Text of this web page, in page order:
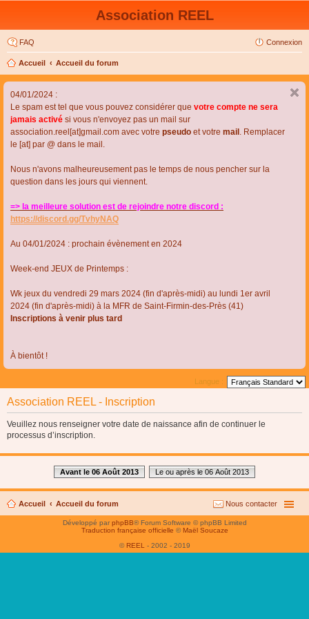
Association REEL
FAQ Connexion
Accueil Accueil du forum
04/01/2024 :
Le spam est tel que vous pouvez considérer que votre compte ne sera
jamais activé si vous n'envoyez pas un mail sur
association.reel[at]gmail.com avec votre pseudo et votre mail . Remplacer
le [at] par @ dans le mail.
Nous n'avons malheureusement pas le temps de nous pencher sur la
question dans les jours qui viennent.
=> la meilleure solution est de rejoindre notre discord :
https://discord.gg/TvhyNAQ
Au 04/01/2024 : prochain évènement en 2024
Week-end JEUX de Printemps :
Wk jeux du vendredi 29 mars 2024 (fin d'après-midi) au lundi 1er avril
2024 (fin d'après-midi) à la MFR de Saint-Firmin-des-Près (41)
Inscriptions à venir plus tard
À bientôt !
Langue :
Association REEL - Inscription
Veuillez nous renseigner votre date de naissance afin de continuer le
processus d’inscription.
Avant le 06 Août 2013 Le ou après le 06 Août 2013
Accueil Accueil du forum Nous contacter
Développé parphpBB® Forum Software © phpBB Limited
Traduction française officielle © Maël Soucaze
© REEL - 2002 - 2019